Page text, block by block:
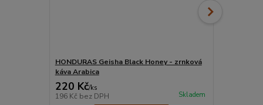
HONDURAS Geisha Black Honey - zrnková
káva Arabica
220 Kč/ks
196 Kč bez DPH Skladem